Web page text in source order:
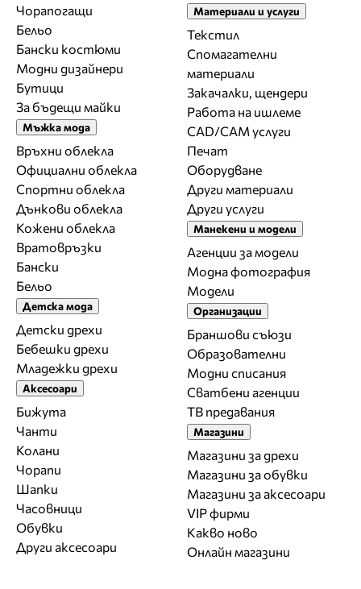
Чорапогащи
Бельо
Бански костюми
Модни дизайнери
Бутици
За бъдещи майки
Мъжка мода
Връхни облекла
Официални облекла
Спортни облекла
Дънкови облекла
Кожени облекла
Вратовръзки
Бански
Бельо
Детска мода
Детски дрехи
Бебешки дрехи
Младежки дрехи
Аксесоари
Бижута
Чанти
Колани
Чорапи
Шапки
Часовници
Обувки
Други аксесоари
Материали и услуги
Текстил
Спомагателни
материали
Закачалки, щендери
Работа на ишлеме
CAD/CAM услуги
Печат
Оборудване
Други материали
Други услуги
Манекени и модели
Агенции за модели
Модна фотография
Модели
Организации
Браншови съюзи
Образователни
Модни списания
Сватбени агенции
ТВ предавания
Магазини
Магазини за дрехи
Магазини за обувки
Магазини за aксесоари
VIP фирми
Какво ново
Онлайн магазини